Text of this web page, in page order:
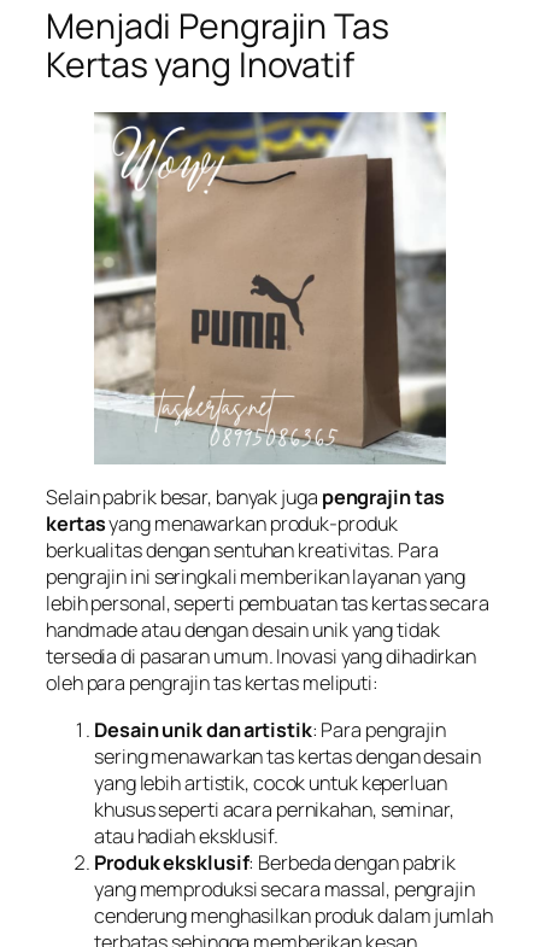
Menjadi Pengrajin Tas
Kertas yang Inovatif
Selain pabrik besar, banyak juga pengrajin tas
kertasyang menawarkan produk-produk
berkualitas dengan sentuhan kreativitas. Para
pengrajin ini seringkali memberikan layanan yang
lebih personal, seperti pembuatan tas kertas secara
handmade atau dengan desain unik yang tidak
tersedia di pasaran umum. Inovasi yang dihadirkan
oleh para pengrajin tas kertas meliputi:
Desain unik dan artistik: Para pengrajin
sering menawarkan tas kertas dengan desain
yang lebih artistik, cocok untuk keperluan
khusus seperti acara pernikahan, seminar,
atau hadiah eksklusif.
Produk eksklusif: Berbeda dengan pabrik
yang memproduksi secara massal, pengrajin
cenderung menghasilkan produk dalam jumlah